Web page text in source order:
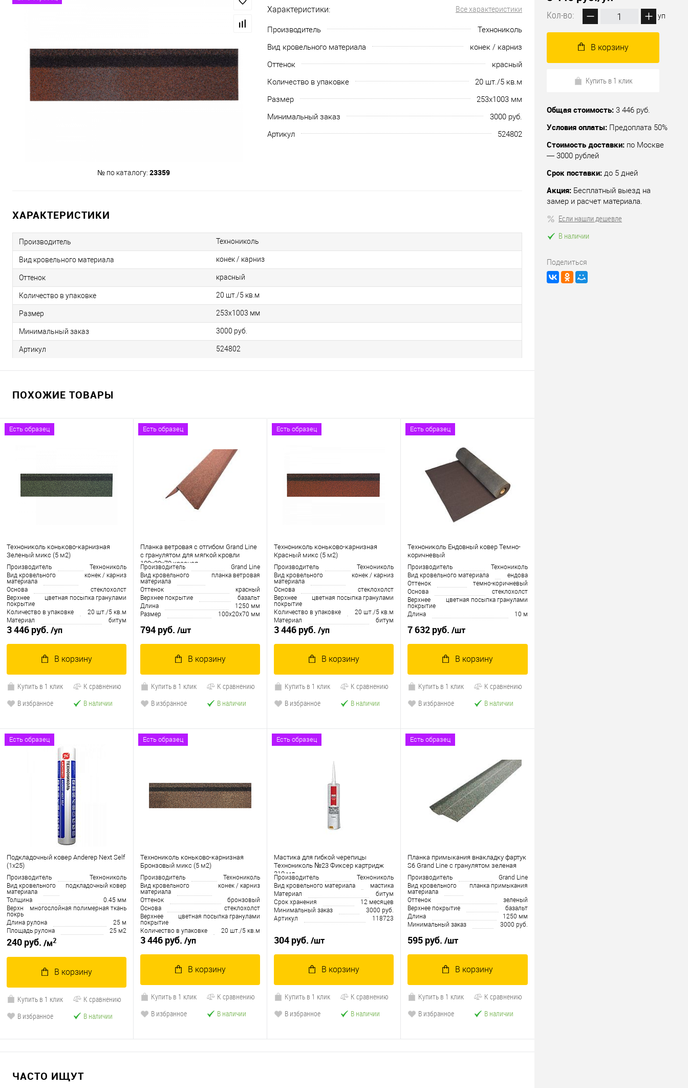
№ по каталогу: 23359
Характеристики: Все характеристики
Производитель
Технониколь
Вид кровельного материала
конек / карниз
Оттенок
красный
Количество в упаковке
20 шт./5 кв.м
Размер
253х1003 мм
Минимальный заказ
3000 руб.
Артикул
524802
ХАРАКТЕРИСТИКИ
Производитель Технониколь
Вид кровельного материала конек / карниз
Оттенок красный
Количество в упаковке 20 шт./5 кв.м
Размер 253х1003 мм
Минимальный заказ 3000 руб.
Артикул 524802
ПОХОЖИЕ ТОВАРЫ
Есть образец
Технониколь коньково-карнизная
Зеленый микс (5 м2)
Производитель
Технониколь
Вид кровельного
материала
конек / карниз
Основа
cтеклохолст
Верхнее
покрытие
цветная посыпка гранулами
Количество в упаковке
20 шт./5 кв.м
Материал
битум
3 446 руб. /уп
В корзину
Купить в 1 клик
К сравнению
В избранное
В наличии
Есть образец
Планка ветровая с отгибом Grand Line
c гранулятом для мягкой кровли
100x20x70 красная
Производитель
Grand Line
Вид кровельного
материала
планка ветровая
Оттенок
красный
Верхнее покрытие
базальт
Длина
1250 мм
Размер
100х20х70 мм
794 руб. /шт
В корзину
Купить в 1 клик
К сравнению
В избранное
В наличии
Есть образец
Технониколь коньково-карнизная
Красный микс (5 м2)
Производитель
Технониколь
Вид кровельного
материала
конек / карниз
Основа
cтеклохолст
Верхнее
покрытие
цветная посыпка гранулами
Количество в упаковке
20 шт./5 кв.м
Материал
битум
3 446 руб. /уп
В корзину
Купить в 1 клик
К сравнению
В избранное
В наличии
Есть образец
Технониколь Ендовный ковер Темно-
коричневый
Производитель
Технониколь
Вид кровельного материала
ендова
Оттенок
темно-коричневый
Основа
cтеклохолст
Верхнее
покрытие
цветная посыпка гранулами
Длина
10 м
7 632 руб. /шт
В корзину
Купить в 1 клик
К сравнению
В избранное
В наличии
Есть образец
Подкладочный ковер Anderep Next Self
(1х25)
Производитель
Технониколь
Вид кровельного
материала
подкладочный ковер
Толщина
0.45 мм
Верхнее
покрытие
многослойная полимерная ткань
Длина рулона
25 м
Площадь рулона
25 м2
240 руб. /м2
В корзину
Купить в 1 клик
К сравнению
В избранное
В наличии
Есть образец
Технониколь коньково-карнизная
Бронзовый микс (5 м2)
Производитель
Технониколь
Вид кровельного
материала
конек / карниз
Оттенок
бронзовый
Основа
cтеклохолст
Верхнее
покрытие
цветная посыпка гранулами
Количество в упаковке
20 шт./5 кв.м
3 446 руб. /уп
В корзину
Купить в 1 клик
К сравнению
В избранное
В наличии
Есть образец
Мастика для гибкой черепицы
Технониколь №23 Фиксер картридж
310 мл
Производитель
Технониколь
Вид кровельного материала
мастика
Материал
битум
Срок хранения
12 месяцев
Минимальный заказ
3000 руб.
Артикул
118723
304 руб. /шт
В корзину
Купить в 1 клик
К сравнению
В избранное
В наличии
Есть образец
Планка примыкания внакладку фартук
S6 Grand Line c гранулятом зеленая
Производитель
Grand Line
Вид кровельного
материала
планка примыкания
Оттенок
зеленый
Верхнее покрытие
базальт
Длина
1250 мм
Минимальный заказ
3000 руб.
595 руб. /шт
В корзину
Купить в 1 клик
К сравнению
В избранное
В наличии
ЧАСТО ИЩУТ
Кол-во: уп
В корзину
Купить в 1 клик
Общая стоимость: 3 446 руб.
Условия оплаты: Предоплата 50%
Стоимость доставки: по Москве
— 3000 рублей
Срок поставки: до 5 дней
Акция: Бесплатный выезд на
замер и расчет материала.
Если нашли дешевле
В наличии
Поделиться